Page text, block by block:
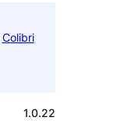
Colibri
1.0.22